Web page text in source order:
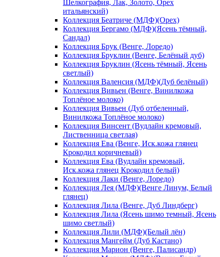
Шелкография, Лак, Золото, Орех
итальянский)
Коллекция Беатриче (МДФ)(Орех)
Коллекция Бергамо (МДФ)(Ясень тёмный,
Сандал)
Коллекция Брук (Венге, Лоредо)
Коллекция Бруклин (Венге, Белёный дуб)
Коллекция Бруклин (Ясень тёмный, Ясень
светлый)
Коллекция Валенсия (МДФ)(Дуб белёный)
Коллекция Вивьен (Венге, Винилкожа
Топлёное молоко)
Коллекция Вивьен (Дуб отбеленный,
Винилкожа Топлёное молоко)
Коллекция Винсент (Вудлайн кремовый,
Лиственница светлая)
Коллекция Ева (Венге, Иск.кожа глянец
Крокодил коричневый)
Коллекция Ева (Вудлайн кремовый,
Иск.кожа глянец Крокодил белый)
Коллекция Лаки (Венге, Лоредо)
Коллекция Лея (МДФ)(Венге Линум, Белый
глянец)
Коллекция Лила (Венге, Дуб Линдберг)
Коллекция Лила (Ясень шимо темный, Ясень
шимо светлый)
Коллекция Лили (МДФ)(Белый лён)
Коллекция Мангейм (Дуб Кастано)
Коллекция Марион (Венге, Палисандр)